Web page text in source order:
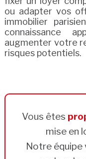
ou adapter vos
immobilier
connaissance
augmenter votre
risques potentiels.
Vous êtes
mise en
Notre équipe